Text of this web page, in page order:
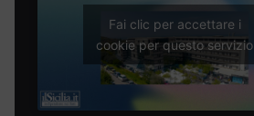
Fai clic per accettare i
cookie per questo servizio